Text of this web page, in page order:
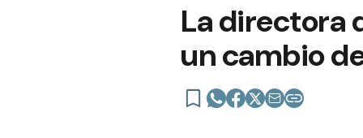
La directora
un cambio